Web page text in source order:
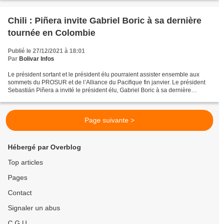
Chili : Piñera invite Gabriel Boric à sa dernière
tournée en Colombie
Publié le 27/12/2021 à 18:01
Par Bolivar Infos
Le président sortant et le président élu pourraient assister ensemble aux
sommets du PROSUR et de l’Alliance du Pacifique fin janvier. Le président
Sebastián Piñera a invité le président élu, Gabriel Boric à sa dernière
Page suivante >
Hébergé par Overblog
Top articles
Pages
Contact
Signaler un abus